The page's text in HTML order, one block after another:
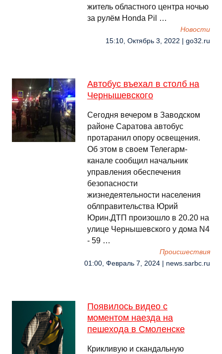
житель областного центра ночью
за рулём Honda Pil …
Новости
15:10, Октябрь 3, 2022 | go32.ru
Автобус въехал в столб на
Чернышевского
Сегодня вечером в Заводском
районе Саратова автобус
протаранил опору освещения.
Об этом в своем Телегарм-
канале сообщил начальник
управления обеспечения
безопасности
жизнедеятельности населения
облправительства Юрий
Юрин.ДТП произошло в 20.20 на
улице Чернышевского у дома N4
- 59 …
Происшествия
01:00, Февраль 7, 2024 | news.sarbc.ru
Появилось видео с
моментом наезда на
пешехода в Смоленске
Крикливую и скандальную